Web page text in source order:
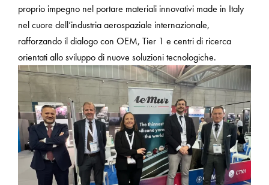
proprio impegno nel portare materiali innovativi made in Italy
nel cuore dell’industria aerospaziale internazionale,
rafforzando il dialogo con OEM, Tier 1 e centri di ricerca
orientati allo sviluppo di nuove soluzioni tecnologiche.